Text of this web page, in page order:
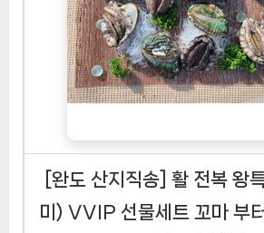
[완도 산지직송] 활 전복 왕
미) VVIP 선물세트 꼬마 부